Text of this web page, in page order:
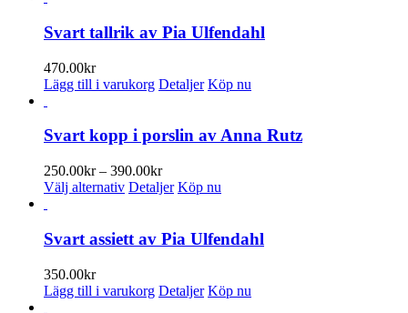
kan
väljas
Svart tallrik av Pia Ulfendahl
470.00kr
Lägg till i varukorg Detaljer Köp nu
Svart kopp i porslin av Anna Rutz
250.00kr – 390.00krPrisintervall:
250.00kr
Välj alternativ Den
har
flera
De
olika
Detaljer Köp nu
Svart assiett av Pia Ulfendahl
350.00kr
Lägg till i varukorg Detaljer Köp nu